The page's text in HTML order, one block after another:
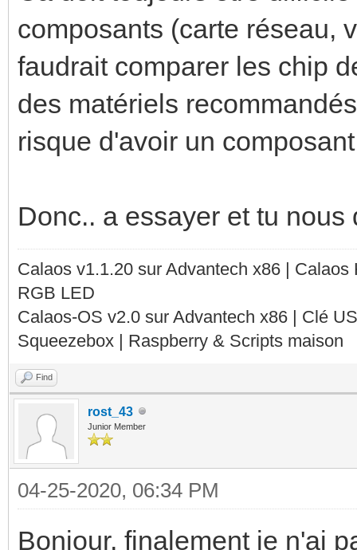
composants (carte réseau,
faudrait comparer les chip
des matériels
risque d'avoir un
Donc.. a essayer et tu nous
Calaos v1.1.20 sur Advantech x86 |
RGB LED
Calaos-OS v2.0 sur Advantech x86 | Clé
Squeezebox | Raspberry & Scripts maison
Find
rost_43
Junior Member
04-25-2020, 06:34 PM
Bonjour, finalement je n'ai